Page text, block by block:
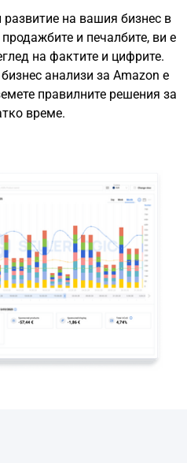
на вашия бизнес в
и печалбите, ви е
на фактите и цифрите.
анализи за Amazon е
правилните решения за
време.